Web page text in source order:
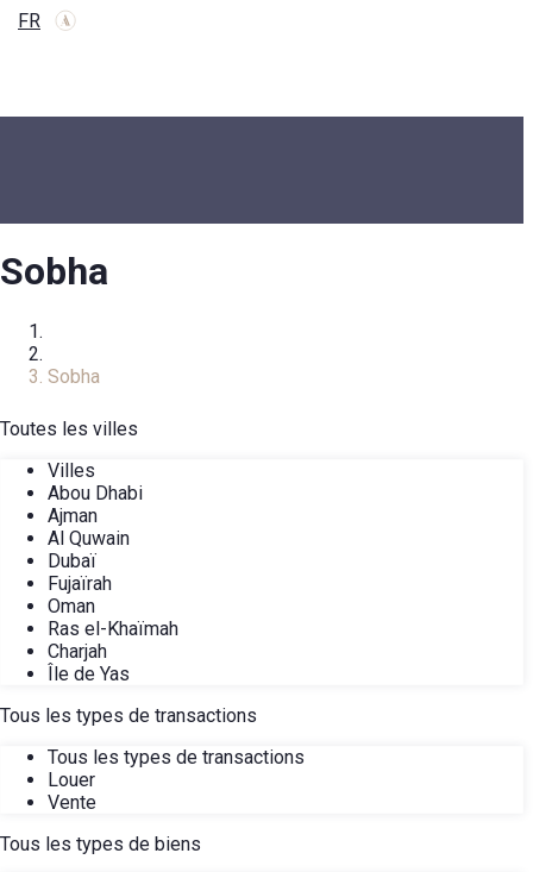
FR
Sobha
Sobha
Toutes les villes
Villes
Abou Dhabi
Ajman
Al Quwain
Dubaï
Fujaïrah
Oman
Ras el-Khaïmah
Charjah
Île de Yas
Tous les types de transactions
Tous les types de transactions
Louer
Vente
Tous les types de biens